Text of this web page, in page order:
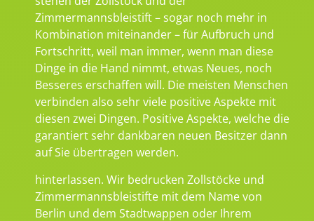
Zimmermannsbleistift – sogar noch mehr in
Kombination miteinander – für Aufbruch und
Fortschritt, weil man immer, wenn man diese
Dinge in die Hand nimmt, etwas Neues, noch
Besseres erschaffen will. Die meisten Menschen
verbinden also sehr viele positive Aspekte mit
diesen zwei Dingen. Positive Aspekte, welche die
garantiert sehr dankbaren neuen Besitzer dann
auf Sie übertragen werden.
hinterlassen. Wir bedrucken Zollstöcke und
Zimmermannsbleistifte mit dem Name von
Berlin und dem Stadtwappen oder Ihrem